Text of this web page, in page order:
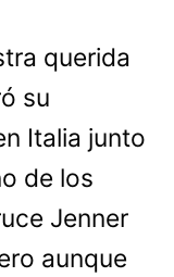
querida
su
Italia junto
de los
Jenner
aunque